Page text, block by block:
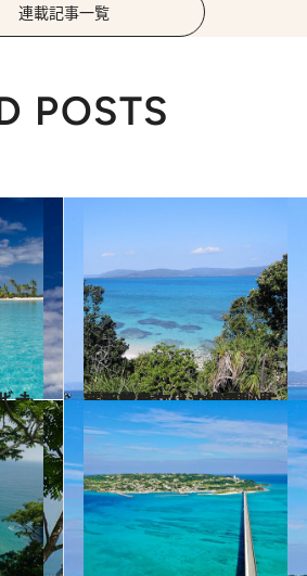
連載記事一覧
POSTS
2020.8.22
定期船のない沖縄の秘島「新城島」 人々の思いに守られた文化と絶景
旅＆お出かけ